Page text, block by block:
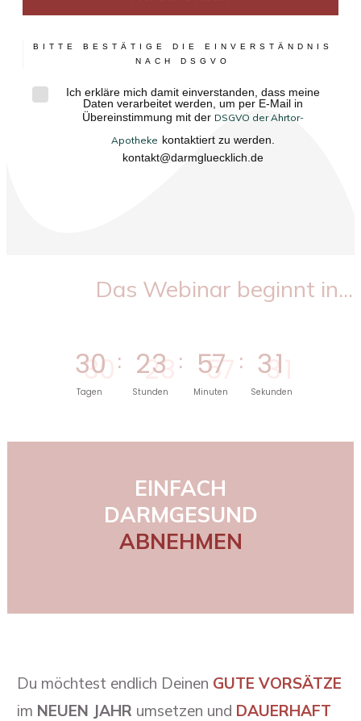
BITTE BESTÄTIGE DIE EINVERSTÄNDNIS
NACH DSGVO
Ich erkläre mich damit einverstanden, dass meine
Daten verarbeitet werden, um per E-Mail in
Übereinstimmung mit der DSGVO der Ahrtor-
Apotheke kontaktiert zu werden.
kontakt@darmgluecklich.de
Das Webinar beginnt in...
30
Tagen
: 23
Stunden
: 57
Minuten
: 31
Sekunden
EINFACH
DARMGESUND
ABNEHMEN
Du möchtest endlich Deinen GUTE VORSÄTZE
im NEUEN JAHR umsetzen und DAUERHAFT